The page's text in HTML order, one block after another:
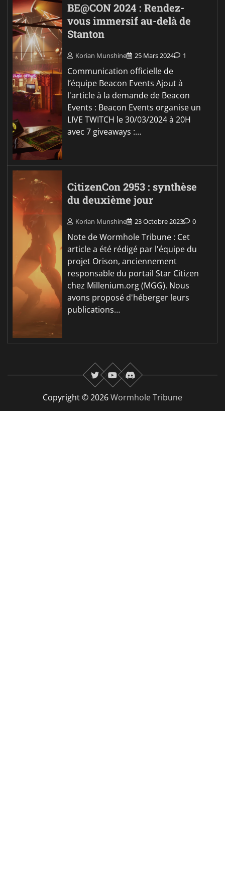
BE@CON 2024 : Rendez-
vous immersif au-delà de
Stanton
Korian Munshine 25 Mars 2024 1
Communication officielle de
l’équipe Beacon Events Ajout à
l'article à la demande de Beacon
Events : Beacon Events organise un
LIVE TWITCH le 30/03/2024 à 20H
avec 7 giveaways :…
CitizenCon 2953 : synthèse
du deuxième jour
Korian Munshine 23 Octobre 2023 0
Note de Wormhole Tribune : Cet
article a été rédigé par l'équipe du
projet Orison, anciennement
responsable du portail Star Citizen
chez Millenium.org (MGG). Nous
avons proposé d'héberger leurs
publications…
twitteryoutubeDiscord
Copyright © 2026Wormhole Tribune